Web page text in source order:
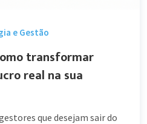
e Gestão
transformar
real na sua
que desejam sair do